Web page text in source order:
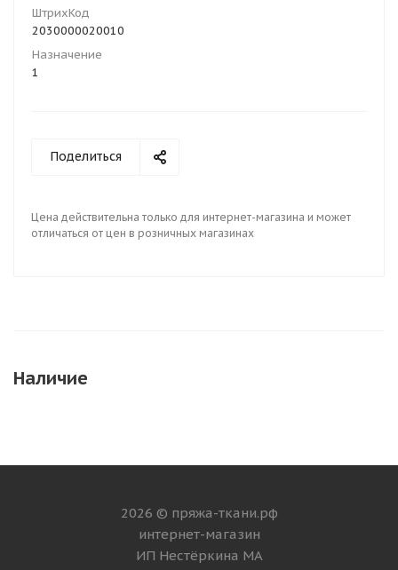
ШтрихКод
2030000020010
Назначение
1
Поделиться
Цена действительна только для интернет-магазина и может
отличаться от цен в розничных магазинах
Наличие
2026 © пряжа-ткани.рф
интернет-магазин
ИП Нестёркина МА